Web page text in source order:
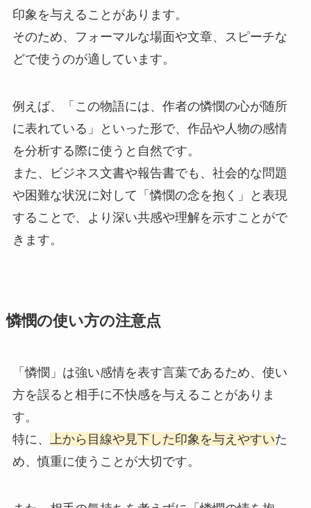
印象を与えることがあります。
そのため、フォーマルな場面や文章、スピーチな
どで使うのが適しています。
例えば、「この物語には、作者の憐憫の心が随所
に表れている」といった形で、作品や人物の感情
を分析する際に使うと自然です。
また、ビジネス文書や報告書でも、社会的な問題
や困難な状況に対して「憐憫の念を抱く」と表現
することで、より深い共感や理解を示すことがで
きます。
憐憫の使い方の注意点
「憐憫」は強い感情を表す言葉であるため、使い
方を誤ると相手に不快感を与えることがありま
す。
特に、
上から目線や見下した印象を与えやすいた
め、慎重に使うことが大切です。